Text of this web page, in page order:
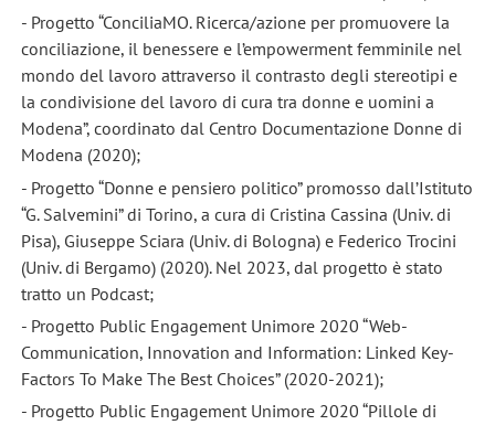
- Progetto “ConciliaMO. Ricerca/azione per promuovere la
conciliazione, il benessere e l’empowerment femminile nel
mondo del lavoro attraverso il contrasto degli stereotipi e
la condivisione del lavoro di cura tra donne e uomini a
Modena”, coordinato dal Centro Documentazione Donne di
Modena (2020);
- Progetto “Donne e pensiero politico” promosso dall’Istituto
“G. Salvemini” di Torino, a cura di Cristina Cassina (Univ. di
Pisa), Giuseppe Sciara (Univ. di Bologna) e Federico Trocini
(Univ. di Bergamo) (2020). Nel 2023, dal progetto è stato
tratto un Podcast;
- Progetto Public Engagement Unimore 2020 “Web-
Communication, Innovation and Information: Linked Key-
Factors To Make The Best Choices” (2020-2021);
- Progetto Public Engagement Unimore 2020 “Pillole di